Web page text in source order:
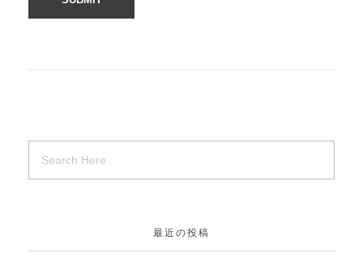
最近の投稿